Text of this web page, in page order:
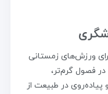
ورزش‌های زمستانی
فصول گرم‌تر،
در طبیعت از